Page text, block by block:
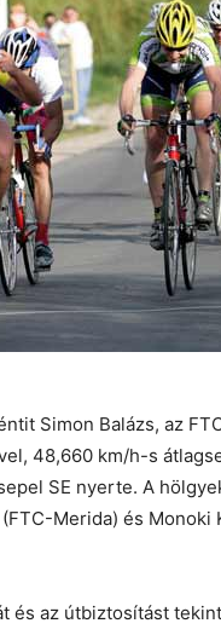
Simon Balázs, az
48,660 km/h-s
SE nyerte. A
Merida) és Monoki
és az útbiztosítást